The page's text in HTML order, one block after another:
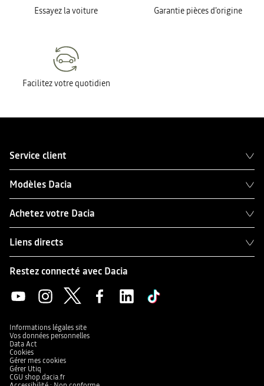
Essayez la voiture Garantie pièces d'origine
Facilitez votre quotidien
Service client
Modèles Dacia
Achetez votre Dacia
Liens directs
Restez connecté avec Dacia
Informations légales site
Vos données personnelles
Data Act
Cookies
Gérer mes cookies
Gérer Utiq
CGU shop.dacia.fr